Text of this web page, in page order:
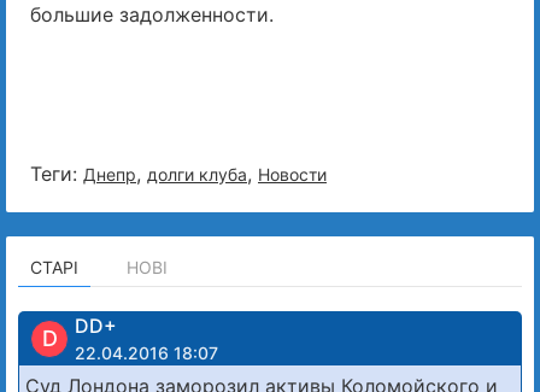
большие задолженности.
Теги: Днепр, долги клуба, Новости
СТАРІ НОВІ
D DD+
22.04.2016 18:07
Суд Лондона заморозил активы Коломойского и